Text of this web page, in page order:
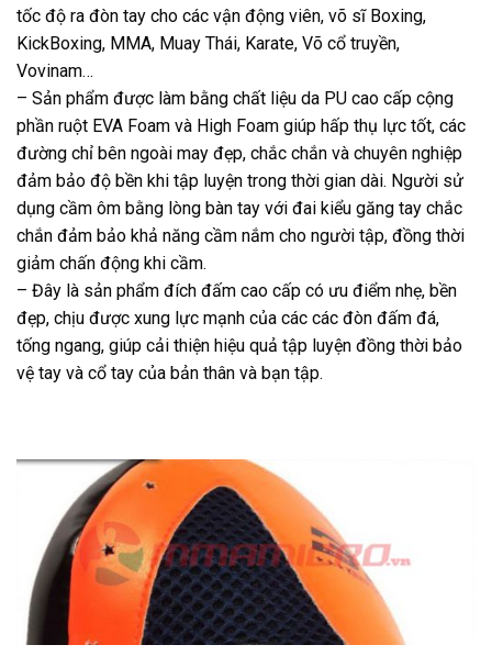
tốc độ ra đòn tay cho các vận động viên, võ sĩ Boxing,
KickBoxing, MMA, Muay Thái, Karate, Võ cổ truyền,
Vovinam…
– Sản phẩm được làm bằng chất liệu da PU cao cấp cộng
phần ruột EVA Foam và High Foam giúp hấp thụ lực tốt, các
đường chỉ bên ngoài may đẹp, chắc chắn và chuyên nghiệp
đảm bảo độ bền khi tập luyện trong thời gian dài. Người sử
dụng cầm ôm bằng lòng bàn tay với đai kiểu găng tay chắc
chắn đảm bảo khả năng cầm nắm cho người tập, đồng thời
giảm chấn động khi cầm.
– Đây là sản phẩm đích đấm cao cấp có ưu điểm nhẹ, bền
đẹp, chịu được xung lực mạnh của các các đòn đấm đá,
tống ngang, giúp cải thiện hiệu quả tập luyện đồng thời bảo
vệ tay và cổ tay của bản thân và bạn tập.